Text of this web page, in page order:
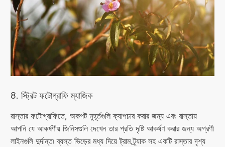
8. স্ট্রিট ফটোগ্রাফি ম্যাজিক
রাস্তার ফটোগ্রাফিতে, অকপট মুহূর্তগুলি ক্যাপচার করার জন্য এবং রাস্তায়
আপনি যে আকর্ষণীয় জিনিসগুলি দেখেন তার প্রতি দৃষ্টি আকর্ষণ করার জন্য অগ্রণী
লাইনগুলি দুর্দান্ত৷ ব্যস্ত ভিড়ের মধ্য দিয়ে ট্রাম ট্র্যাক সহ একটি রাস্তার দৃশ্য